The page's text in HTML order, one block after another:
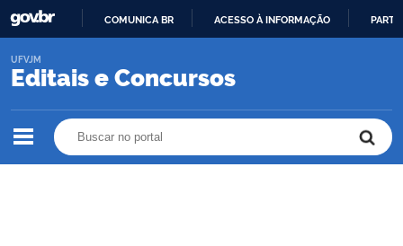
O
COMUNICA BR ACESSO À INFORMAÇÃO
Editais e Concursos
UFVJM